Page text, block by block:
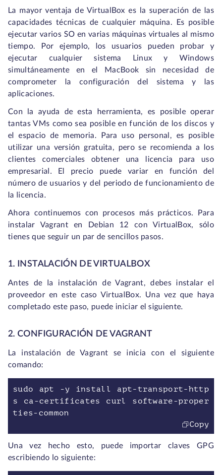
La mayor ventaja de VirtualBox es la superación de las
capacidades técnicas de cualquier máquina. Es posible
ejecutar varios SO en varias máquinas virtuales al mismo
tiempo. Por ejemplo, los usuarios pueden probar y
ejecutar cualquier sistema Linux y Windows
simultáneamente en el MacBook sin necesidad de
comprometer la configuración del sistema y las
aplicaciones.
Con la ayuda de esta herramienta, es posible operar
tantas VMs como sea posible en función de los discos y
el espacio de memoria. Para uso personal, es posible
utilizar una versión gratuita, pero se recomienda a los
clientes comerciales obtener una licencia para uso
empresarial. El precio puede variar en función del
número de usuarios y del periodo de funcionamiento de
la licencia.
Ahora continuemos con procesos más prácticos. Para
instalar Vagrant en Debian 12 con VirtualBox, sólo
tienes que seguir un par de sencillos pasos.
1. INSTALACIÓN DE VIRTUALBOX
Antes de la instalación de Vagrant, debes instalar el
proveedor en este caso VirtualBox. Una vez que haya
completado este paso, puede iniciar el siguiente.
2. CONFIGURACIÓN DE VAGRANT
La instalación de Vagrant se inicia con el siguiente
comando:
sudo apt -y install apt-transport-http
s ca-certificates curl software-proper
ties-common
Copy
Una vez hecho esto, puede importar claves GPG
escribiendo lo siguiente: